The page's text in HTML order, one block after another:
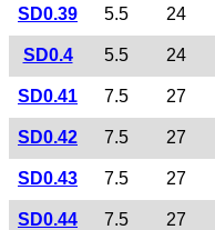
SD0.39 5.5 24
SD0.4 5.5 24
SD0.41 7.5 27
SD0.42 7.5 27
SD0.43 7.5 27
SD0.44 7.5 27